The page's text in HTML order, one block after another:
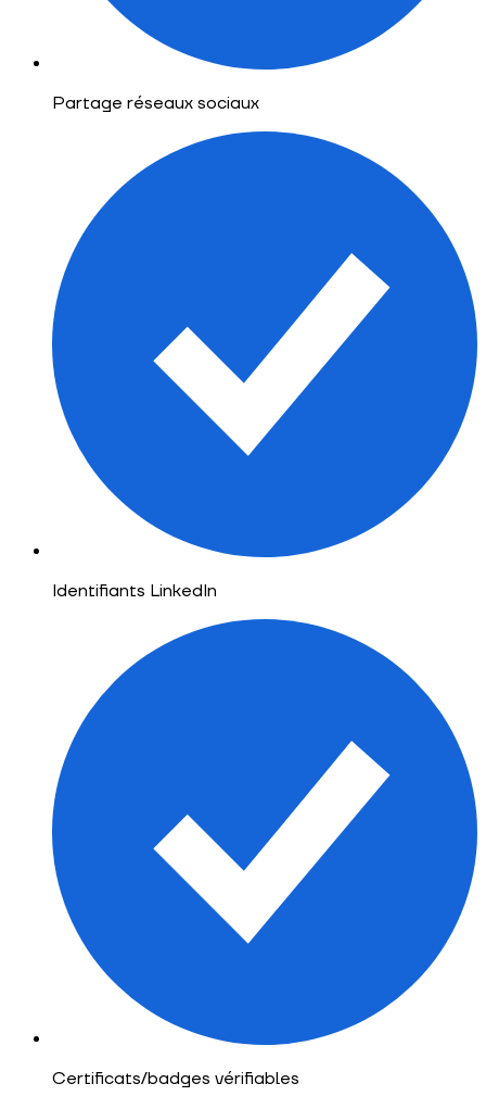
Partage réseaux sociaux
Identifiants LinkedIn
Certificats/badges vérifiables